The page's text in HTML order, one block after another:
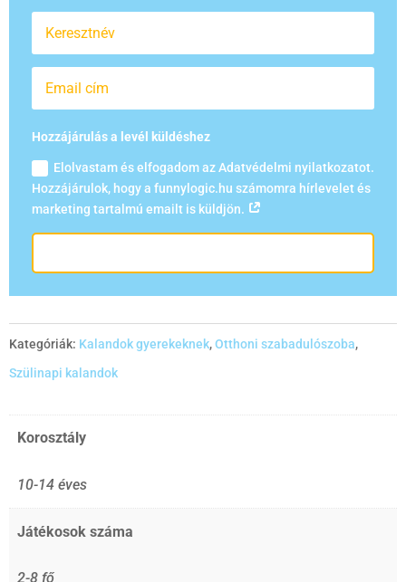
Hozzájárulás a levél küldéshez
Elolvastam és elfogadom az Adatvédelmi nyilatkozatot.
Hozzájárulok, hogy a funnylogic.hu számomra hírlevelet és
marketing tartalmú emailt is küldjön.
Kategóriák: Kalandok gyerekeknek,Otthoni szabadulószoba,
Szülinapi kalandok
Korosztály
10-14 éves
Játékosok száma
2-8 fő